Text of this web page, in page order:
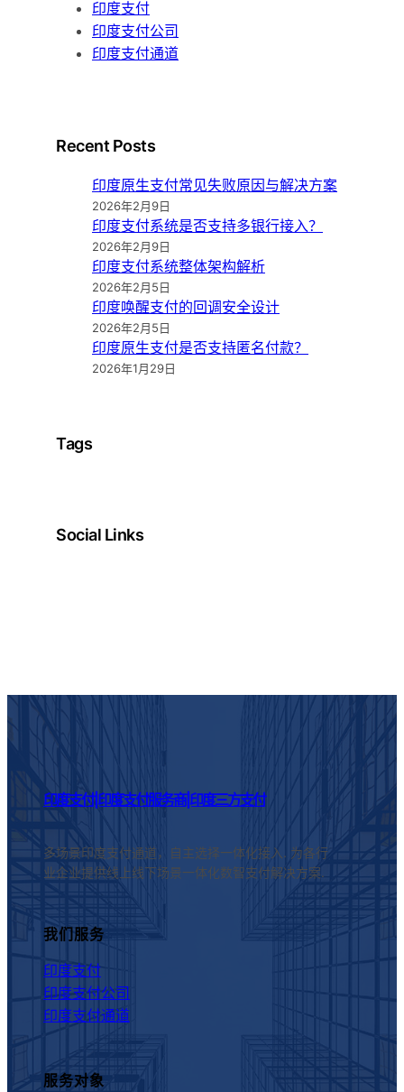
印度支付
印度支付公司
印度支付通道
Recent Posts
印度原生支付常见失败原因与解决方案
2026年2月9日
印度支付系统是否支持多银行接入？
2026年2月9日
印度支付系统整体架构解析
2026年2月5日
印度唤醒支付的回调安全设计
2026年2月5日
印度原生支付是否支持匿名付款？
2026年1月29日
Tags
Social Links
印度支付|印度支付服务商|印度三方支付
多场景印度支付通道，自主选择一体化接入. 为各行
业企业提供线上线下场景一体化数智支付解决方案.
我们服务
印度支付
印度支付公司
印度支付通道
服务对象